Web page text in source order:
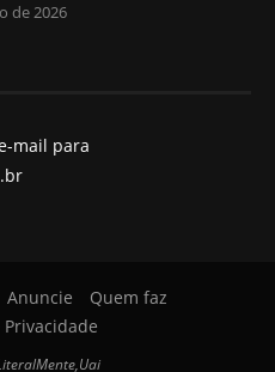
de 2026
mail para
Anuncie
Quem faz